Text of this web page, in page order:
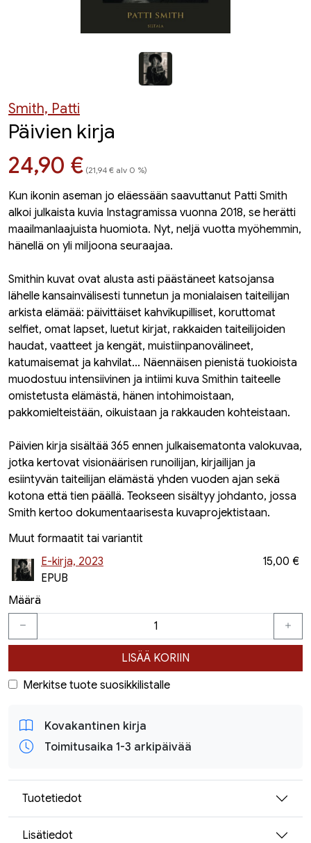
Smith, Patti
Päivien kirja
Hinta nyt
24,90 € (21,94 € alv 0 %)
Kun ikonin aseman jo eläessään saavuttanut Patti Smith
alkoi julkaista kuvia Instagramissa vuonna 2018, se herätti
maailmanlaajuista huomiota. Nyt, neljä vuotta myöhemmin,
hänellä on yli miljoona seuraajaa.
Smithin kuvat ovat alusta asti päästäneet katsojansa
lähelle kansainvälisesti tunnetun ja monialaisen taiteilijan
arkista elämää: päivittäiset kahvikupilliset, koruttomat
selfiet, omat lapset, luetut kirjat, rakkaiden taiteilijoiden
haudat, vaatteet ja kengät, muistiinpanovälineet,
katumaisemat ja kahvilat... Näennäisen pienistä tuokioista
muodostuu intensiivinen ja intiimi kuva Smithin taiteelle
omistetusta elämästä, hänen intohimoistaan,
pakkomielteistään, oikuistaan ja rakkauden kohteistaan.
Päivien kirja sisältää 365 ennen julkaisematonta valokuvaa,
jotka kertovat visionäärisen runoilijan, kirjailijan ja
esiintyvän taiteilijan elämästä yhden vuoden ajan sekä
kotona että tien päällä. Teokseen sisältyy johdanto, jossa
Smith kertoo dokumentaarisesta kuvaprojektistaan.
Muut formaatit tai variantit
E-kirja, 2023
EPUB
15,00 €
Määrä
LISÄÄ KORIIN
Merkitse tuote suosikkilistalle
Kovakantinen kirja
Toimitusaika 1-3 arkipäivää
Tuotetiedot
Lisätiedot